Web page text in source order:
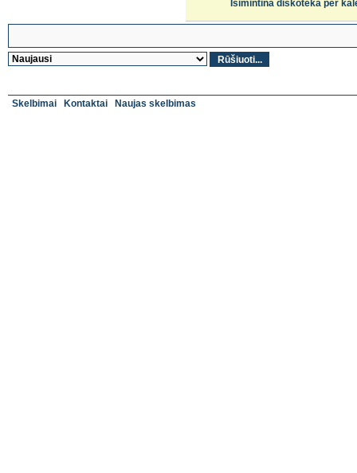
Isimintina diskoteka per
Skelbimai Kontaktai Naujas skelbimas